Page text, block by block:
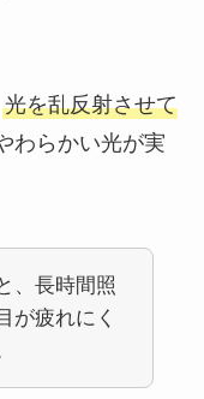
光を乱反射させて
わらかい光が実
、長時間照
が疲れにく